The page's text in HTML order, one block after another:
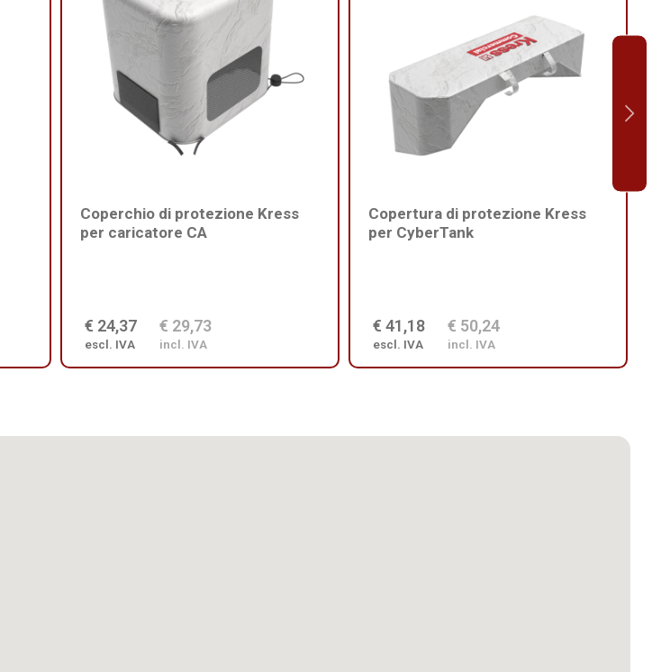
Coperchio di protezione Kress
per caricatore CA
€ 24,37
escl. IVA
€ 29,73
incl. IVA
Copertura di protezione Kress
per CyberTank
€ 41,18
escl. IVA
€ 50,24
incl. IVA